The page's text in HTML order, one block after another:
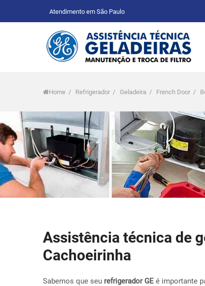
Atendimento em São Paulo
Home / Refrigerador / Geladeira / French Door /
Assistência técnica de
Cachoeirinha
Sabemos que seu refrigerador GE é importante